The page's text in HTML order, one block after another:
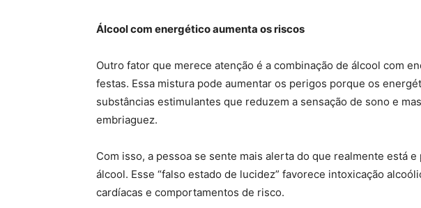
Álcool com energético aumenta os riscos
Outro fator que merece atenção é a combinação de álcool com
festas. Essa mistura pode aumentar os perigos porque os
substâncias estimulantes que reduzem a sensação de sono e
embriaguez.
Com isso, a pessoa se sente mais alerta do que realmente está
álcool. Esse “falso estado de lucidez” favorece intoxicação
cardíacas e comportamentos de risco.